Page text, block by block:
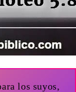
los suyos,